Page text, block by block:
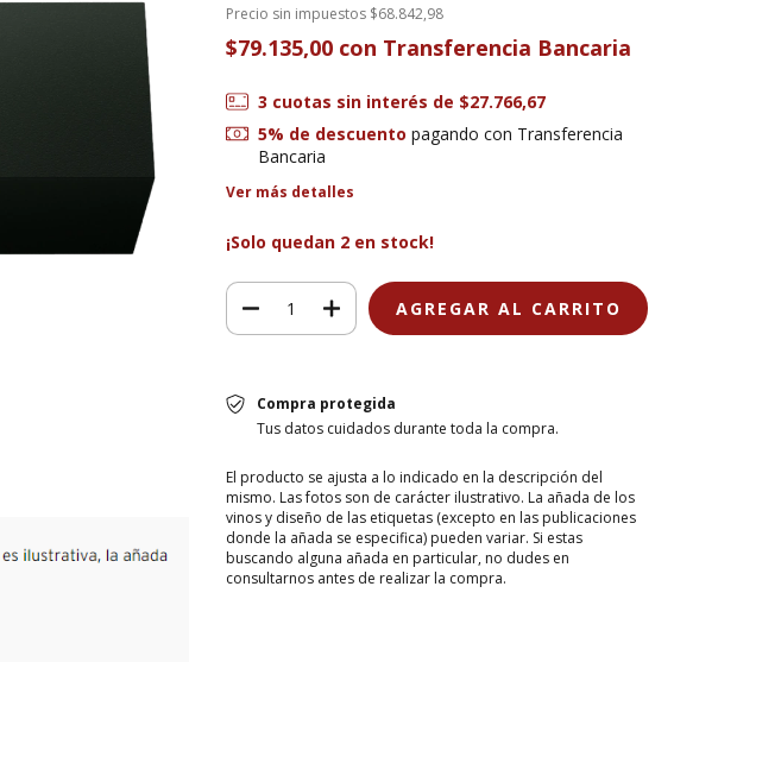
Precio sin impuestos $68.842,98
$79.135,00 con Transferencia Bancaria
3 cuotas sin interés de $27.766,67
5% de descuento pagando con Transferencia
Bancaria
Ver más detalles
¡Solo quedan 2 en stock!
Compra protegida
Tus datos cuidados durante toda la compra.
El producto se ajusta a lo indicado en la descripción del
mismo. Las fotos son de carácter ilustrativo. La añada de los
vinos y diseño de las etiquetas (excepto en las publicaciones
donde la añada se especifica) pueden variar. Si estas
buscando alguna añada en particular, no dudes en
consultarnos antes de realizar la compra.